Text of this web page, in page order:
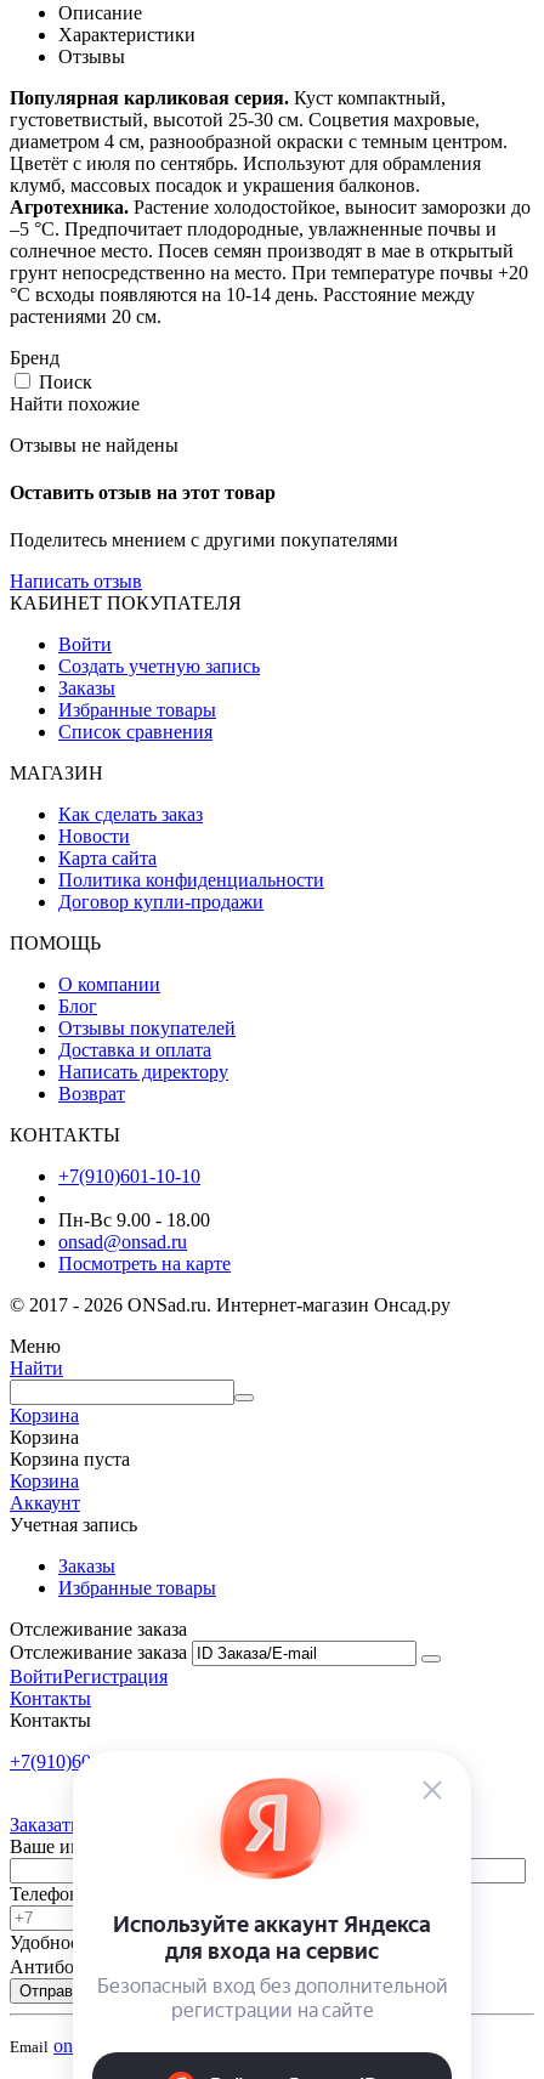
Описание
Характеристики
Отзывы
Популярная карликовая серия. Куст компактный,
густоветвистый, высотой 25-30 см. Соцветия махровые,
диаметром 4 см, разнообразной окраски с темным центром.
Цветёт с июля по сентябрь. Используют для обрамления
клумб, массовых посадок и украшения балконов.
Агротехника. Растение холодостойкое, выносит заморозки до
–5 °С. Предпочитает плодородные, увлажненные почвы и
солнечное место. Посев семян производят в мае в открытый
грунт непосредственно на место. При температуре почвы +20
°C всходы появляются на 10-14 день. Расстояние между
растениями 20 см.
Бренд
Поиск
Найти похожие
Отзывы не найдены
Оставить отзыв на этот товар
Поделитесь мнением с другими покупателями
Написать отзыв
КАБИНЕТ ПОКУПАТЕЛЯ
Войти
Создать учетную запись
Заказы
Избранные товары
Список сравнения
МАГАЗИН
Как сделать заказ
Новости
Карта сайта
Политика конфиденциальности
Договор купли-продажи
ПОМОЩЬ
О компании
Блог
Отзывы покупателей
Доставка и оплата
Написать директору
Возврат
КОНТАКТЫ
+7(910)601-10-10
Пн-Вс 9.00 - 18.00
onsad@onsad.ru
Посмотреть на карте
© 2017 - 2026 ONSad.ru. Интернет-магазин Онсад.ру
Меню
Найти
Корзина
Корзина
Корзина пуста
Корзина
Аккаунт
Учетная запись
Заказы
Избранные товары
Отслеживание заказа
Отслеживание заказа
ВойтиРегистрация
Контакты
Контакты
+7(910)601-10-10
Заказать обратный звонок
Ваше имя
Телефон
Удобное время
-
Антибот
Отправить
Email onsad@onsad.ru